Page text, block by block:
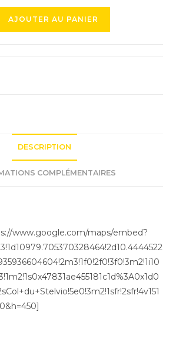
AJOUTER AU PANIER
DESCRIPTION
COMPLÉMENTAIRES
www.google.com/maps/embed?